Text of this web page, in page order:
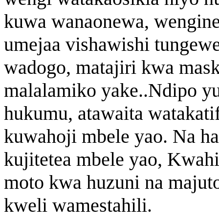
kuwa wanaonewa,
umejaa vishawishi
wadogo, matajiri kwa
malalamiko yake..Ndipo
hukumu, atawaita
kuwahoji mbele yao. Na
kujitetea mbele yao,
moto kwa huzuni na
kweli wamestahili.